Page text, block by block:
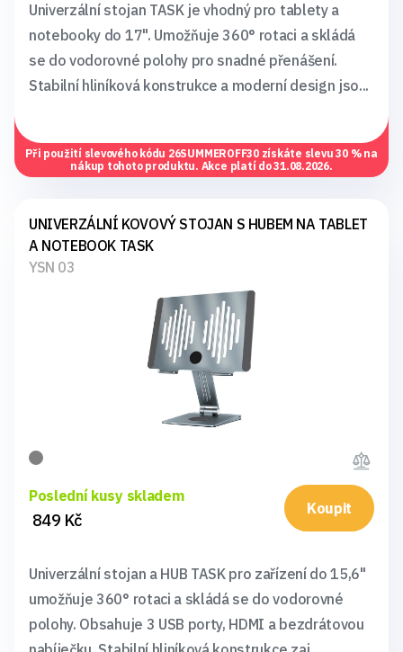
Univerzální stojan TASK je vhodný pro tablety a
notebooky do 17". Umožňuje 360° rotaci a skládá
se do vodorovné polohy pro snadné přenášení.
Stabilní hliníková konstrukce a moderní design jso...
Při použití slevového kódu 26SUMMEROFF30 získáte slevu 30 % na
nákup tohoto produktu. Akce platí do 31.08.2026.
UNIVERZÁLNÍ KOVOVÝ STOJAN S HUBEM NA TABLET
A NOTEBOOK TASK
YSN 03
Poslední kusy skladem
849 Kč
Koupit
Univerzální stojan a HUB TASK pro zařízení do 15,6"
umožňuje 360° rotaci a skládá se do vodorovné
polohy. Obsahuje 3 USB porty, HDMI a bezdrátovou